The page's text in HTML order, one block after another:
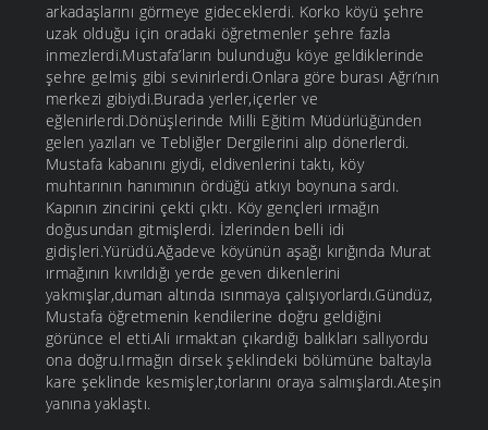
arkadaşlarını görmeye gideceklerdi. Korko köyü şehre
uzak olduğu için oradaki öğretmenler şehre fazla
inmezlerdi.Mustafa’ların bulunduğu köye geldiklerinde
şehre gelmiş gibi sevinirlerdi.Onlara göre burası Ağrı’nın
merkezi gibiydi.Burada yerler,içerler ve
eğlenirlerdi.Dönüşlerinde Milli Eğitim Müdürlüğünden
gelen yazıları ve Tebliğler Dergilerini alıp dönerlerdi.
Mustafa kabanını giydi, eldivenlerini taktı, köy
muhtarının hanımının ördüğü atkıyı boynuna sardı.
Kapının zincirini çekti çıktı. Köy gençleri ırmağın
doğusundan gitmişlerdi. İzlerinden belli idi
gidişleri.Yürüdü.Ağadeve köyünün aşağı kırığında Murat
ırmağının kıvrıldığı yerde geven dikenlerini
yakmışlar,duman altında ısınmaya çalışıyorlardı.Gündüz,
Mustafa öğretmenin kendilerine doğru geldiğini
görünce el etti.Ali ırmaktan çıkardığı balıkları sallıyordu
ona doğru.Irmağın dirsek şeklindeki bölümüne baltayla
kare şeklinde kesmişler,torlarını oraya salmışlardı.Ateşin
yanına yaklaştı.